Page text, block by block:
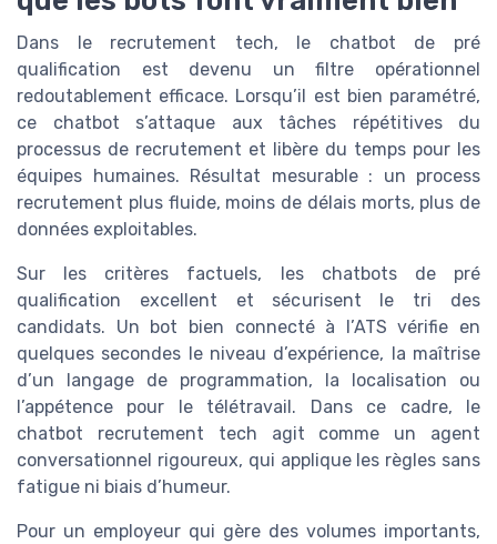
Dans le recrutement tech, le chatbot de pré
qualification est devenu un filtre opérationnel
redoutablement efficace. Lorsqu’il est bien paramétré,
ce chatbot s’attaque aux tâches répétitives du
processus de recrutement et libère du temps pour les
équipes humaines. Résultat mesurable : un process
recrutement plus fluide, moins de délais morts, plus de
données exploitables.
Sur les critères factuels, les chatbots de pré
qualification excellent et sécurisent le tri des
candidats. Un bot bien connecté à l’ATS vérifie en
quelques secondes le niveau d’expérience, la maîtrise
d’un langage de programmation, la localisation ou
l’appétence pour le télétravail. Dans ce cadre, le
chatbot recrutement tech agit comme un agent
conversationnel rigoureux, qui applique les règles sans
fatigue ni biais d’humeur.
Pour un employeur qui gère des volumes importants,